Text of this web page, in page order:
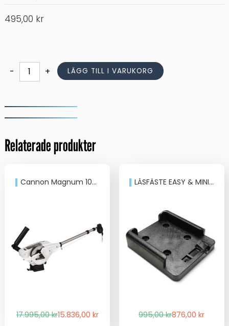
495,00 kr
-
Scotty
Rostfri
61m/150lb
mängd
+ LÄGG TILL I VARUKORG
Relaterade produkter
Cannon Magnum 10STX TS
17.995,00krDet
15.836,00 kr
Det
LÅSFÄSTE EASY & MINI TROLL
995,00krDet
876,00kr
Det